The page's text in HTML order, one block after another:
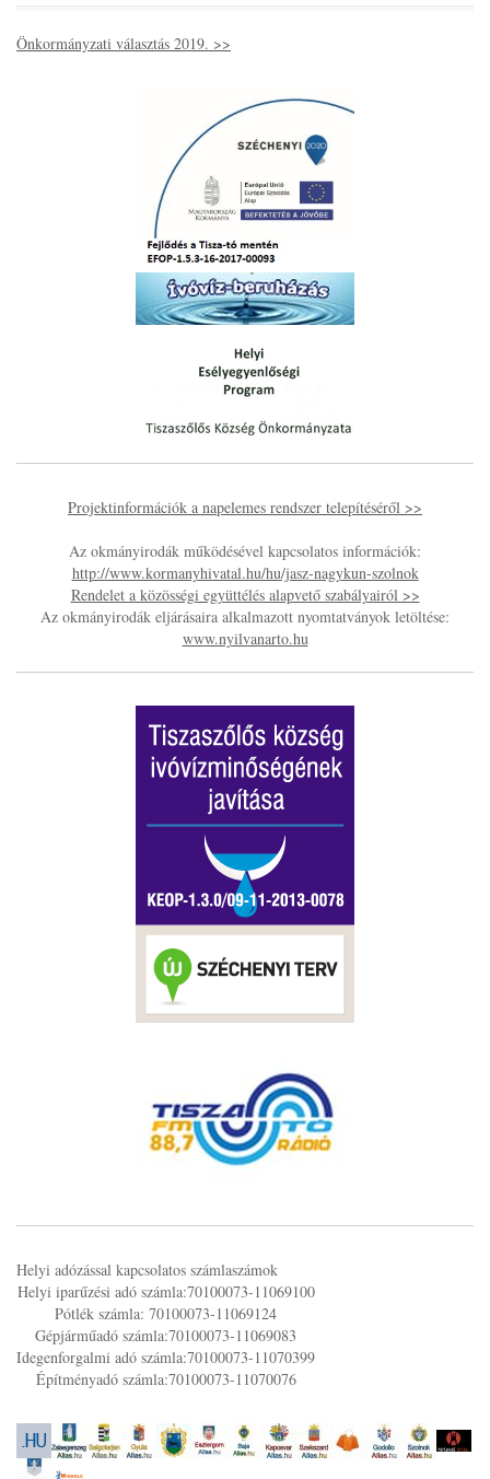
Önkormányzati választás 2019. >>
Projektinformációk a napelemes rendszer telepítéséről >>
Az okmányirodák működésével kapcsolatos információk:
http://www.kormanyhivatal.hu/hu/jasz-nagykun-szolnok
Rendelet a közösségi együttélés alapvető szabályairól >>
Az okmányirodák eljárásaira alkalmazott nyomtatványok letöltése:
www.nyilvanarto.hu
Helyi adózással kapcsolatos számlaszámok
Helyi iparűzési adó számla:70100073-11069100
Pótlék számla: 70100073-11069124
Gépjárműadó számla:70100073-11069083
Idegenforgalmi adó számla:70100073-11070399
Építményadó számla:70100073-11070076